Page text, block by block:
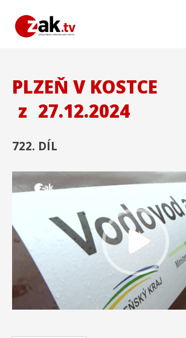
PLZEŇ V KOSTCE
z 27.12.2024
722. DÍL